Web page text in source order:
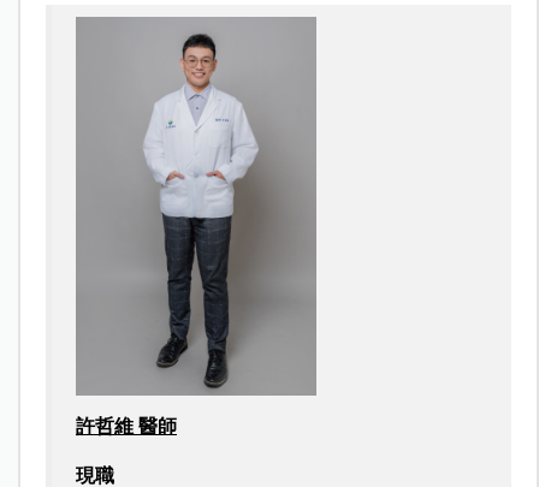
許哲維 醫師
現職